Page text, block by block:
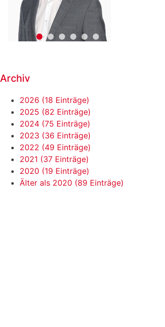
••••••
Archiv
2026 (18 Einträge)
2025 (82 Einträge)
2024 (75 Einträge)
2023 (36 Einträge)
2022 (49 Einträge)
2021 (37 Einträge)
2020 (19 Einträge)
Älter als 2020 (89 Einträge)